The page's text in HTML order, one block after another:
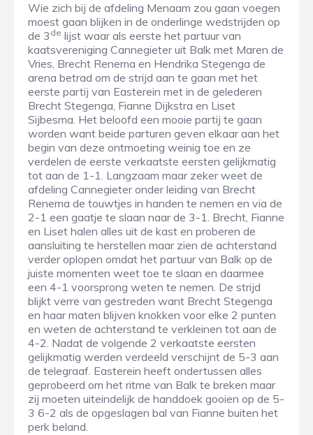
Wie zich bij de afdeling Menaam zou gaan voegen
moest gaan blijken in de onderlinge wedstrijden op
de 3 de lijst waar als eerste het partuur van
kaatsvereniging Cannegieter uit Balk met Maren de
Vries, Brecht Renema en Hendrika Stegenga de
arena betrad om de strijd aan te gaan met het
eerste partij van Easterein met in de gelederen
Brecht Stegenga, Fianne Dijkstra en Liset
Sijbesma. Het beloofd een mooie partij te gaan
worden want beide parturen geven elkaar aan het
begin van deze ontmoeting weinig toe en ze
verdelen de eerste verkaatste eersten gelijkmatig
tot aan de 1-1. Langzaam maar zeker weet de
afdeling Cannegieter onder leiding van Brecht
Renema de touwtjes in handen te nemen en via de
2-1 een gaatje te slaan naar de 3-1. Brecht, Fianne
en Liset halen alles uit de kast en proberen de
aansluiting te herstellen maar zien de achterstand
verder oplopen omdat het partuur van Balk op de
juiste momenten weet toe te slaan en daarmee
een 4-1 voorsprong weten te nemen. De strijd
blijkt verre van gestreden want Brecht Stegenga
en haar maten blijven knokken voor elke 2 punten
en weten de achterstand te verkleinen tot aan de
4-2. Nadat de volgende 2 verkaatste eersten
gelijkmatig werden verdeeld verschijnt de 5-3 aan
de telegraaf. Easterein heeft ondertussen alles
geprobeerd om het ritme van Balk te breken maar
zij moeten uiteindelijk de handdoek gooien op de 5-
3 6-2 als de opgeslagen bal van Fianne buiten het
perk beland.